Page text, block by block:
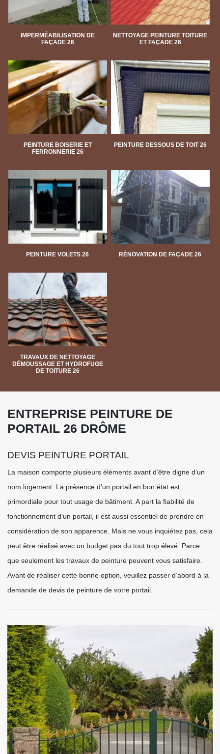
IMPERMÉABILISATION DE
FAÇADE 26
NETTOYAGE PEINTURE TOITURE
ET FAÇADE 26
PEINTURE BOISERIE ET
FERRONNERIE 26
PEINTURE DESSOUS DE TOIT 26
PEINTURE VOLETS 26 RÉNOVATION DE FAÇADE 26
TRAVAUX DE NETTOYAGE
DÉMOUSSAGE ET HYDROFUGE
DE TOITURE 26
ENTREPRISE PEINTURE DE
PORTAIL 26 DRÔME
DEVIS PEINTURE PORTAIL
La maison comporte plusieurs éléments avant d’être digne d’un
nom logement. La présence d’un portail en bon état est
primordiale pour tout usage de bâtiment. A part la fiabilité de
fonctionnement d’un portail, il est aussi essentiel de prendre en
considération de son apparence. Mais ne vous inquiétez pas, cela
peut être réalisé avec un budget pas du tout trop élevé. Parce
que seulement les travaux de peinture peuvent vous satisfaire.
Avant de réaliser cette bonne option, veuillez passer d’abord à la
demande de devis de peinture de votre portail.